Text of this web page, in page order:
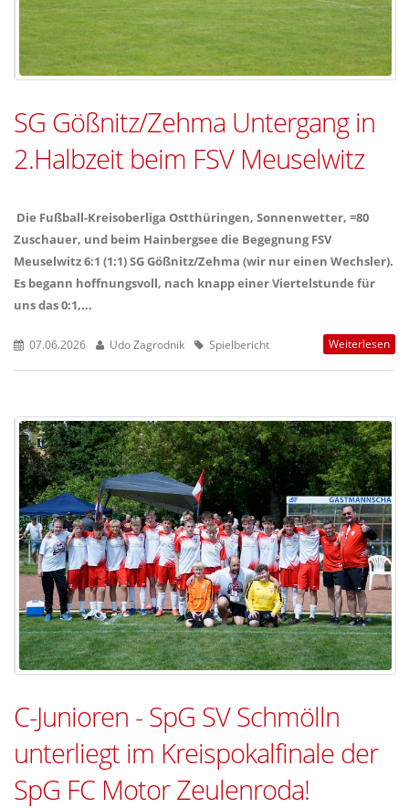
SG Gößnitz/Zehma Untergang in
2.Halbzeit beim FSV Meuselwitz
Die Fußball-Kreisoberliga Ostthüringen, Sonnenwetter, =80
Zuschauer, und beim Hainbergsee die Begegnung FSV
Meuselwitz 6:1 (1:1) SG Gößnitz/Zehma (wir nur einen Wechsler).
Es begann hoffnungsvoll, nach knapp einer Viertelstunde für
uns das 0:1,...
07.06.2026 Udo Zagrodnik Spielbericht Weiterlesen
C-Junioren - SpG SV Schmölln
unterliegt im Kreispokalfinale der
SpG FC Motor Zeulenroda!